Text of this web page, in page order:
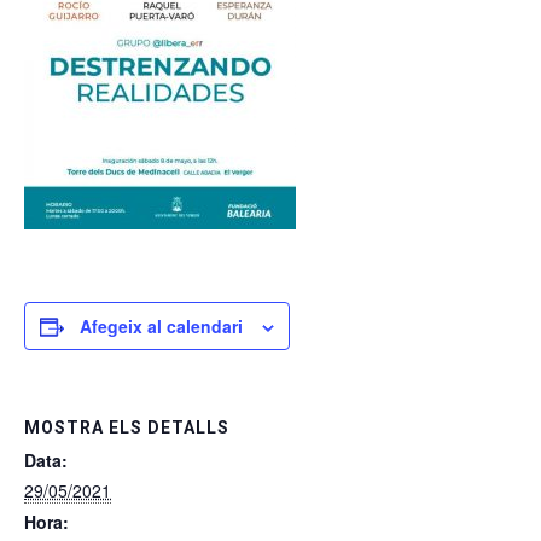
Afegeix al calendari
MOSTRA ELS DETALLS
Data:
29/05/2021
Hora: